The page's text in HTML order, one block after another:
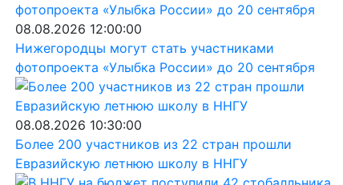
08.08.2026 12:00:00
Нижегородцы могут стать участниками
фотопроекта «Улыбка России» до 20 сентября
08.08.2026 10:30:00
Более 200 участников из 22 стран прошли
Евразийскую летнюю школу в ННГУ